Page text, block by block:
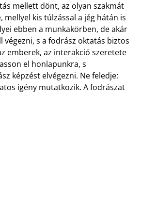
mellett dönt, az olyan szakmát
mellyel kis túlzással a jég hátán is
ebben a munkakörben, de akár
végezni, s a fodrász oktatás biztos
emberek, az interakció szeretete
el honlapunkra, s
képzést elvégezni. Ne feledje:
igény mutatkozik. A fodrászat